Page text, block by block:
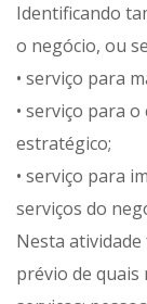
Identificando
o negócio, ou
• serviço para
• serviço para
estratégico;
• serviço para
serviços do
Nesta
prévio de